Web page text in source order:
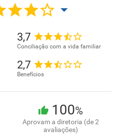
3,7
Conciliação com a vida familiar
2,7
Benefícios
100%
Aprovam a diretoria (de 2
avaliações)